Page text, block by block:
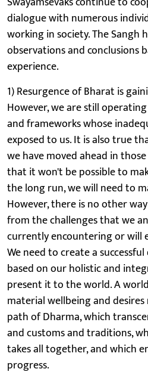
dialogue with numerous
working in society. The Sangh
observations and conclusions
experience.
1) Resurgence of Bharat is
However, we are still
and frameworks whose
exposed to us. It is also true
we have moved ahead in
that it won't be possible to
the long run, we will need to
However, there is no other
from the challenges that we
currently encountering or will
We need to create a
based on our holistic and
present it to the world. A
material wellbeing and
path of Dharma, which
and customs and traditions,
takes all together, and which
progress.